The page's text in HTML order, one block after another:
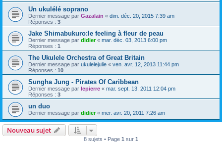
Un ukulélé soprano
Dernier message par Gazalain « dim. déc. 20, 2015 7:39 am
Réponses : 3
Jake Shimabukuro:le feeling à fleur de peau
Dernier message par didier« mar. déc. 03, 2013 6:00 pm
Réponses : 1
The Ukulele Orchestra of Great Britain
Dernier message par ukulelejulie « ven. avr. 12, 2013 11:44 pm
Réponses : 10
Sungha Jung - Pirates Of Caribbean
Dernier message par lepierre « mar. sept. 13, 2011 12:04 pm
Réponses : 3
un duo
Dernier message par didier« mer. avr. 20, 2011 7:26 am
Nouveau sujet
8 sujets • Page 1 sur 1